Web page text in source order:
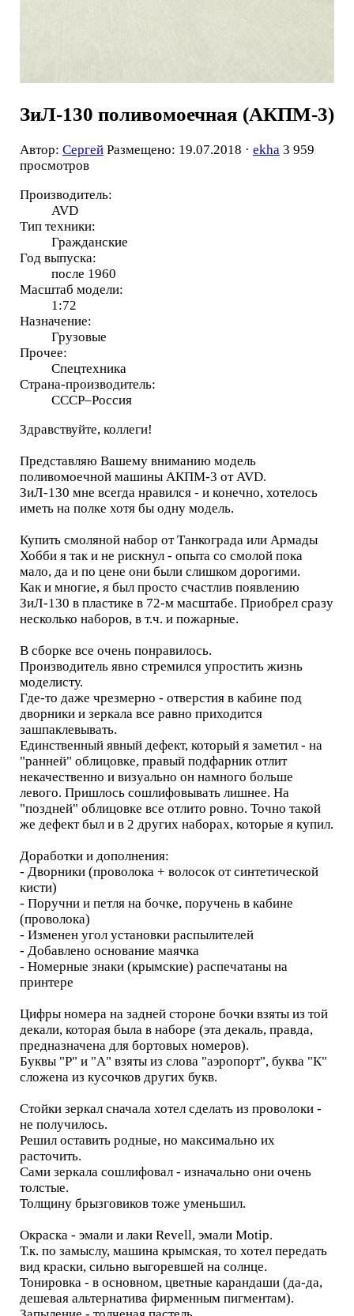
ЗиЛ-130 поливомоечная (АКПМ-3)
Автор: Сергей Размещено: 19.07.2018 · ekha 3 959
просмотров
Производитель:
AVD
Тип техники:
Гражданские
Год выпуска:
после 1960
Масштаб модели:
1:72
Назначение:
Грузовые
Прочее:
Спецтехника
Страна-производитель:
СССР–Россия
Здравствуйте, коллеги!
Представляю Вашему вниманию модель
поливомоечной машины АКПМ-3 от AVD.
ЗиЛ-130 мне всегда нравился - и конечно, хотелось
иметь на полке хотя бы одну модель.
Купить смоляной набор от Танкограда или Армады
Хобби я так и не рискнул - опыта со смолой пока
мало, да и по цене они были слишком дорогими.
Как и многие, я был просто счастлив появлению
ЗиЛ-130 в пластике в 72-м масштабе. Приобрел сразу
несколько наборов, в т.ч. и пожарные.
В сборке все очень понравилось.
Производитель явно стремился упростить жизнь
моделисту.
Где-то даже чрезмерно - отверстия в кабине под
дворники и зеркала все равно приходится
зашпаклевывать.
Единственный явный дефект, который я заметил - на
"ранней" облицовке, правый подфарник отлит
некачественно и визуально он намного больше
левого. Пришлось сошлифовывать лишнее. На
"поздней" облицовке все отлито ровно. Точно такой
же дефект был и в 2 других наборах, которые я купил.
Доработки и дополнения:
- Дворники (проволока + волосок от синтетической
кисти)
- Поручни и петля на бочке, поручень в кабине
(проволока)
- Изменен угол установки распылителей
- Добавлено основание маячка
- Номерные знаки (крымские) распечатаны на
принтере
Цифры номера на задней стороне бочки взяты из той
декали, которая была в наборе (эта декаль, правда,
предназначена для бортовых номеров).
Буквы "Р" и "А" взяты из слова "аэропорт", буква "К"
сложена из кусочков других букв.
Стойки зеркал сначала хотел сделать из проволоки -
не получилось.
Решил оставить родные, но максимально их
расточить.
Сами зеркала сошлифовал - изначально они очень
толстые.
Толщину брызговиков тоже уменьшил.
Окраска - эмали и лаки Revell, эмали Motip.
Т.к. по замыслу, машина крымская, то хотел передать
вид краски, сильно выгоревшей на солнце.
Тонировка - в основном, цветные карандаши (да-да,
дешевая альтернатива фирменным пигментам).